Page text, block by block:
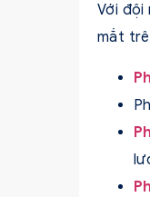
Với đội
mắt